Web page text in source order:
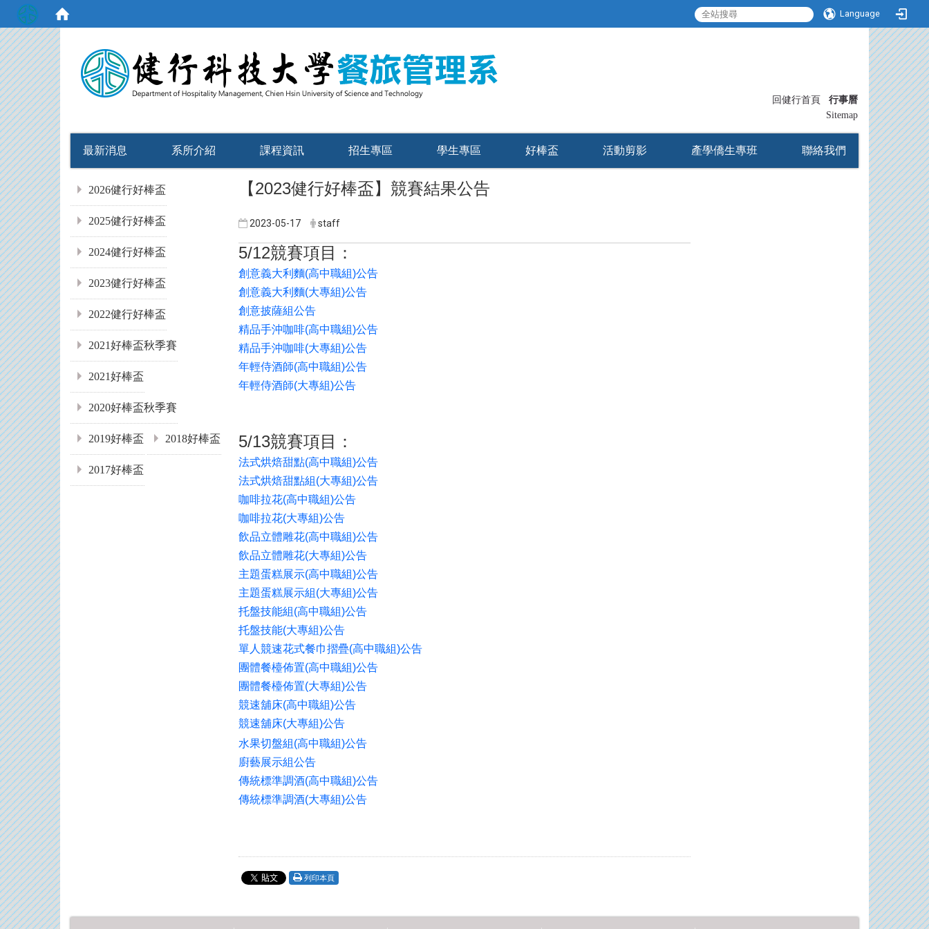
Language
回健行首頁
行事曆
Sitemap
最新消息 系所介紹 課程資訊 招生專區 學生專區 好棒盃 活動剪影 產學僑生專班 聯絡我們
2026健行好棒盃
2025健行好棒盃
2024健行好棒盃
2023健行好棒盃
2022健行好棒盃
2021好棒盃秋季賽
2021好棒盃
2020好棒盃秋季賽
2019好棒盃 2018好棒盃
2017好棒盃
【2023健行好棒盃】 競賽結果公告
2023-05-17 staff
5/12競賽項目：
創意義大利麵(高中職組)公告
創意義大利麵(大專組)公告
創意披薩組公告
精品手沖咖啡(高中職組)公告
精品手沖咖啡(大專組)公告
年輕侍酒師(高中職組)公告
年輕侍酒師(大專組)公告
5/13競賽項目：
法式烘焙甜點(高中職組)公告
法式烘焙甜點組(大專組)公告
咖啡拉花(高中職組)公告
咖啡拉花(大專組)公告
飲品立體雕花(高中職組)公告
飲品立體雕花(大專組)公告
主題蛋糕展示(高中職組)公告
主題蛋糕展示組(大專組)公告
托盤技能組(高中職組)公告
托盤技能(大專組)公告
單人競速花式餐巾摺疊(高中職組)公告
團體餐檯佈置(高中職組)公告
團體餐檯佈置(大專組)公告
競速舖床(高中職組)公告
競速舖床(大專組)公告
水果切盤組(高中職組)公告
廚藝展示組公告
傳統標準調酒(高中職組)公告
傳統標準調酒(大專組)公告
列印本頁